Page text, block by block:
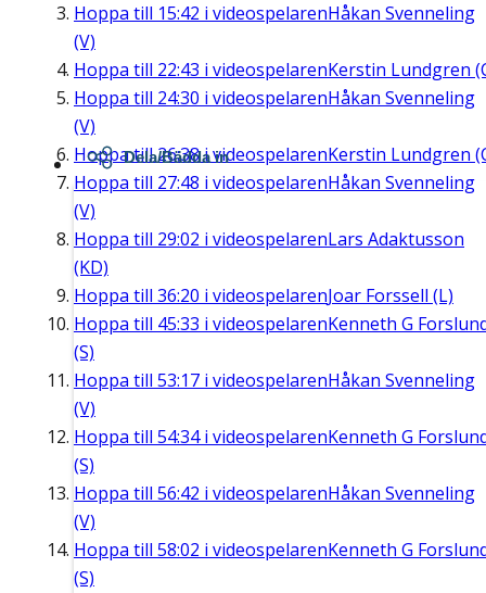
Hoppa till 15:42 i videospelarenHåkan Svenneling
(V)
Hoppa till 22:43 i videospelarenKerstin Lundgren
Hoppa till 24:30 i videospelarenHåkan Svenneling
(V)
Hoppa till26:38i videospelarenKerstin Lundgren
Hoppa till 27:48 i videospelarenHåkan Svenneling
(V)
Hoppa till 29:02 i videospelarenLars Adaktusson
(KD)
Hoppa till 36:20 i videospelarenJoar Forssell (L)
Hoppa till 45:33 i videospelarenKenneth G
(S)
Hoppa till 53:17 i videospelarenHåkan Svenneling
(V)
Hoppa till 54:34i videospelarenKenneth G
(S)
Hoppa till 56:42 i videospelarenHåkan Svenneling
(V)
Hoppa till 58:02 i videospelarenKenneth G
(S)
Dela/Bädda in